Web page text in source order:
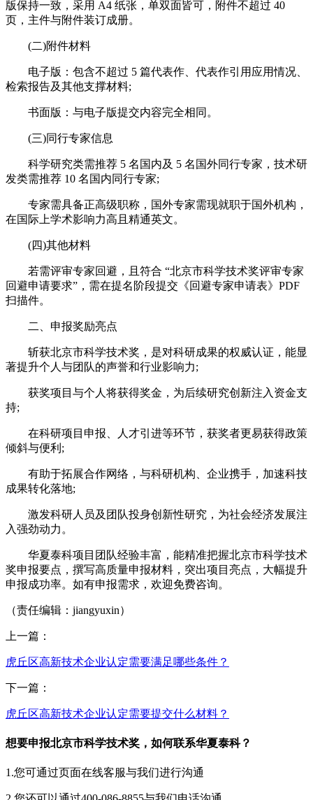
版保持一致，采用 A4 纸张，单双面皆可，附件不超过 40
页，主件与附件装订成册。​
(二)附件材料​
电子版：包含不超过 5 篇代表作、代表作引用应用情况、
检索报告及其他支撑材料;​
书面版：与电子版提交内容完全相同。​
(三)同行专家信息​
科学研究类需推荐 5 名国内及 5 名国外同行专家，技术研
发类需推荐 10 名国内同行专家;​
专家需具备正高级职称，国外专家需现就职于国外机构，
在国际上学术影响力高且精通英文。​
(四)其他材料​
若需评审专家回避，且符合 “北京市科学技术奖评审专家
回避申请要求”，需在提名阶段提交《回避专家申请表》PDF
扫描件。​
二、申报奖励亮点​
斩获北京市科学技术奖，是对科研成果的权威认证，能显
著提升个人与团队的声誉和行业影响力;​
获奖项目与个人将获得奖金，为后续研究创新注入资金支
持;​
在科研项目申报、人才引进等环节，获奖者更易获得政策
倾斜与便利;​
有助于拓展合作网络，与科研机构、企业携手，加速科技
成果转化落地;​
激发科研人员及团队投身创新性研究，为社会经济发展注
入强劲动力。​
华夏泰科项目团队经验丰富，能精准把握北京市科学技术
奖申报要点，撰写高质量申报材料，突出项目亮点，大幅提升
申报成功率。如有申报需求，欢迎免费咨询。
（责任编辑：jiangyuxin）
上一篇：
虎丘区高新技术企业认定需要满足哪些条件？
下一篇：
虎丘区高新技术企业认定需要提交什么材料？
想要申报北京市科学技术奖，如何联系华夏泰科？
1.您可通过页面在线客服与我们进行沟通